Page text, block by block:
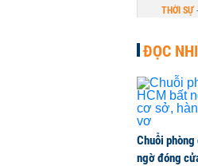
THỜI SỰ -
NHÀ ĐẤT
SSI
THỜI SỰ
ĐỌC
Chuỗi
ngờ đóng